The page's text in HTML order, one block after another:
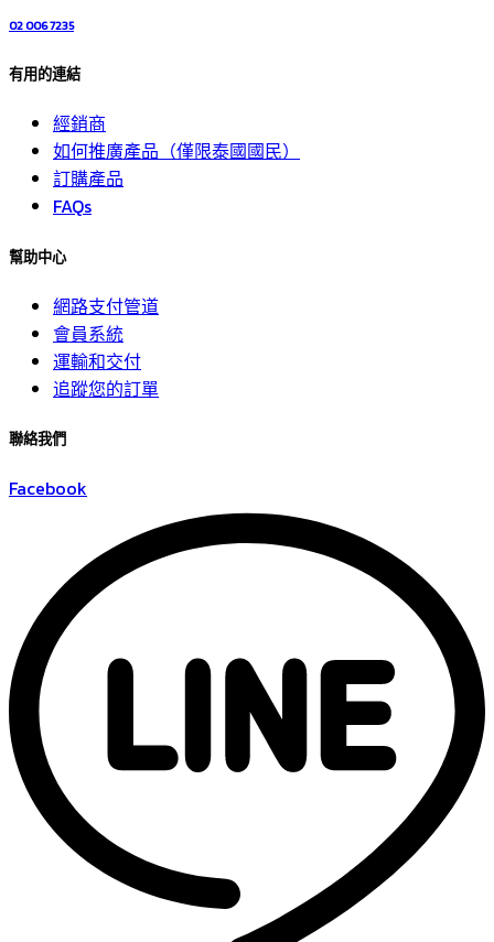
02 006 7235
有用的連結
經銷商
如何推廣產品（僅限泰國國民）
訂購產品
FAQs
幫助中心
網路支付管道
會員系統
運輸和交付
追蹤您的訂單
聯絡我們
Facebook